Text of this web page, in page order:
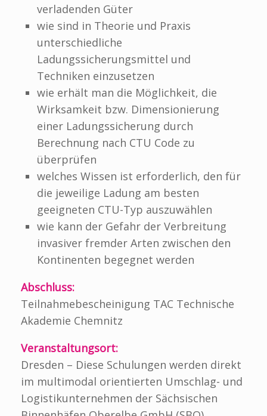
verladenden Güter
wie sind in Theorie und Praxis
unterschiedliche
Ladungssicherungsmittel und
Techniken einzusetzen
wie erhält man die Möglichkeit, die
Wirksamkeit bzw. Dimensionierung
einer Ladungssicherung durch
Berechnung nach CTU Code zu
überprüfen
welches Wissen ist erforderlich, den für
die jeweilige Ladung am besten
geeigneten CTU-Typ auszuwählen
wie kann der Gefahr der Verbreitung
invasiver fremder Arten zwischen den
Kontinenten begegnet werden
Abschluss:
Teilnahmebescheinigung TAC Technische
Akademie Chemnitz
Veranstaltungsort:
Dresden – Diese Schulungen werden direkt
im multimodal orientierten Umschlag- und
Logistikunternehmen der Sächsischen